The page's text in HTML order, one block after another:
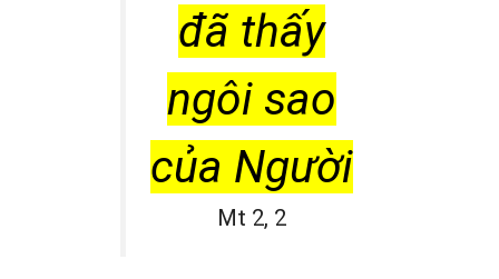
đã thấy
ngôi sao
của Người
Mt 2, 2